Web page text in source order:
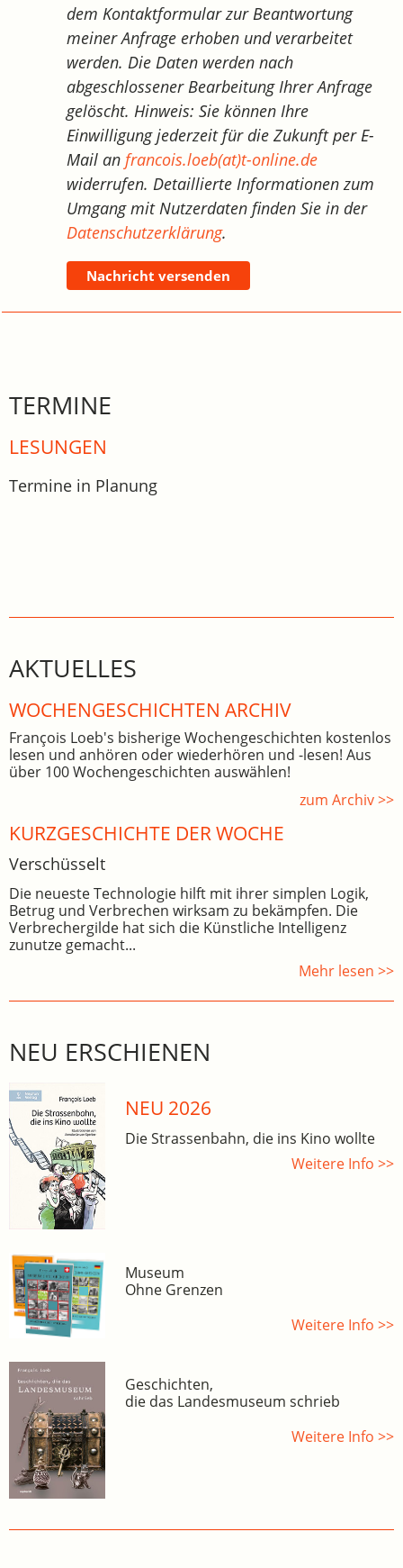
dem Kontaktformular zur Beantwortung
meiner Anfrage erhoben und verarbeitet
werden. Die Daten werden nach
abgeschlossener Bearbeitung Ihrer Anfrage
gelöscht. Hinweis: Sie können Ihre
Einwilligung jederzeit für die Zukunft per E-
Mail anfrancois.loeb(at)t-online.de
widerrufen. Detaillierte Informationen zum
Umgang mit Nutzerdaten finden Sie in der
Datenschutzerklärung.
Nachricht versenden
TERMINE
LESUNGEN
Termine in Planung
AKTUELLES
WOCHEN­GE­SCHICHTEN ARCHIV
François Loeb's bisherige Wochengeschichten kostenlos
lesen und anhören oder wiederhören und -lesen! Aus
über 100 Wochengeschichten auswählen!
zum Archiv >>
KURZGESCHICHTE DER WOCHE
Verschüsselt
Die neueste Technologie hilft mit ihrer simplen Logik,
Betrug und Verbrechen wirksam zu bekämpfen. Die
Verbrechergilde hat sich die Künstliche Intelligenz
zunutze gemacht...
Mehr lesen >>
NEU ERSCHIENEN
NEU 2026
Die Strassenbahn, die ins Kino wollte
Weitere Info >>
Museum
Ohne Grenzen
Weitere Info >>
Geschichten,
die das Landesmuseum schrieb
Weitere Info >>